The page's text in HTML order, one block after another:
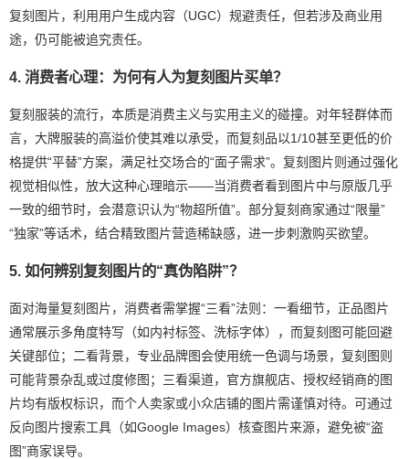
复刻图片，利用用户生成内容（UGC）规避责任，但若涉及商业用
途，仍可能被追究责任。
4. 消费者心理：为何有人为复刻图片买单？
复刻服装的流行，本质是消费主义与实用主义的碰撞。对年轻群体而
言，大牌服装的高溢价使其难以承受，而复刻品以1/10甚至更低的价
格提供“平替”方案，满足社交场合的“面子需求”。复刻图片则通过强化
视觉相似性，放大这种心理暗示——当消费者看到图片中与原版几乎
一致的细节时，会潜意识认为“物超所值”。部分复刻商家通过“限量”
“独家”等话术，结合精致图片营造稀缺感，进一步刺激购买欲望。
5. 如何辨别复刻图片的“真伪陷阱”？
面对海量复刻图片，消费者需掌握“三看”法则：一看细节，正品图片
通常展示多角度特写（如内衬标签、洗标字体），而复刻图可能回避
关键部位；二看背景，专业品牌图会使用统一色调与场景，复刻图则
可能背景杂乱或过度修图；三看渠道，官方旗舰店、授权经销商的图
片均有版权标识，而个人卖家或小众店铺的图片需谨慎对待。可通过
反向图片搜索工具（如Google Images）核查图片来源，避免被“盗
图”商家误导。